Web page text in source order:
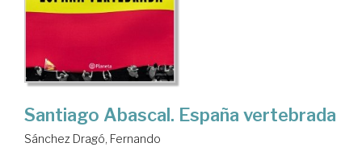
Santiago Abascal. España vertebrada
Sánchez Dragó, Fernando